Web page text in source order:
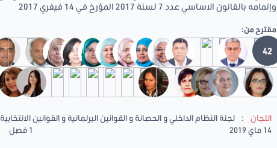
وإتمامه بالقانون الاساسي عدد 7 لسنة 2017 المؤرخ في 14 فيفري 2017
مقترح من:
42
اللجان :
لجنة النظام الداخلي و الحصانة و القوانين البرلمانية و القوانين الانتخابية
14 ماي 2019
1 فصل